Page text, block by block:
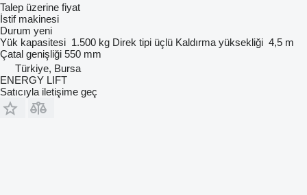
Talep üzerine fiyat
İstif makinesi
Durum yeni
Yük kapasitesi 1.500 kg Direk tipi üçlü Kaldırma yüksekliği 4,5 m
Çatal genişliği 550 mm
Türkiye, Bursa
ENERGY LIFT
Satıcıyla iletişime geç